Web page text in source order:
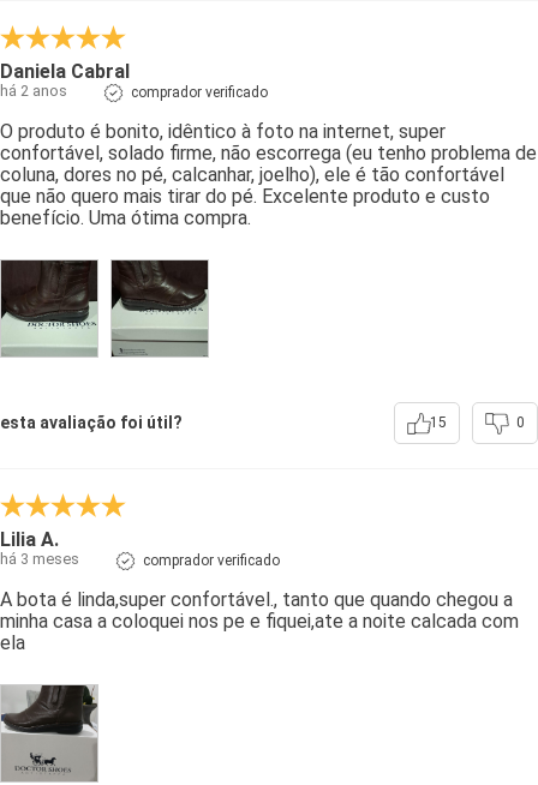
Daniela Cabral
há 2 anos comprador verificado
O produto é bonito, idêntico à foto na internet, super
confortável, solado firme, não escorrega (eu tenho problema de
coluna, dores no pé, calcanhar, joelho), ele é tão confortável
que não quero mais tirar do pé. Excelente produto e custo
benefício. Uma ótima compra.
esta avaliação foi útil? 15 0
Lilia A.
há 3 meses comprador verificado
A bota é linda,super confortável., tanto que quando chegou a
minha casa a coloquei nos pe e fiquei,ate a noite calcada com
ela